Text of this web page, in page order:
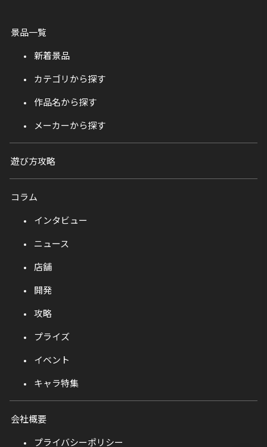
景品一覧
新着景品
カテゴリから探す
作品名から探す
メーカーから探す
遊び方攻略
コラム
インタビュー
ニュース
店舗
開発
攻略
プライズ
イベント
キャラ特集
会社概要
プライバシーポリシー